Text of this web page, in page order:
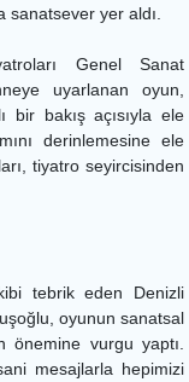
sanatsever yer aldı.
Genel Sanat
uyarlanan oyun,
bir bakış açısıyla ele
derinlemesine ele
tiyatro seyircisinden
tebrik eden Denizli
oyunun sanatsal
önemine vurgu yaptı.
mesajlarla hepimizi